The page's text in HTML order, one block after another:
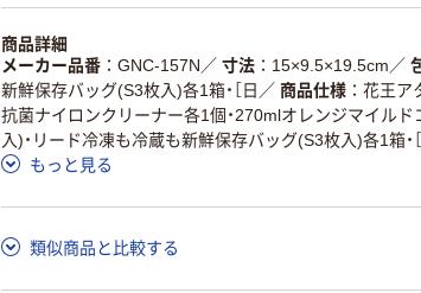
商品詳細
メーカー品番
GNC-157N ／ 寸法 15×9.5×19.5cm ／
新鮮保存バッグ(S3枚入)各1箱・［日 ／ 商品仕様
花王ア
抗菌ナイロンクリーナー各1個・270mlオレンジマイルド
入)・リード冷凍も冷蔵も新鮮保存バッグ(S3枚入)各1箱・［
もっと見る
類似商品と比較する